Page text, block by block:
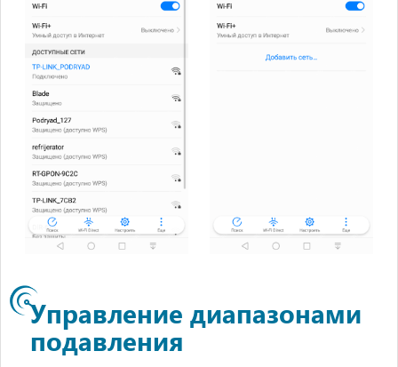
Управление диапазонами
подавления